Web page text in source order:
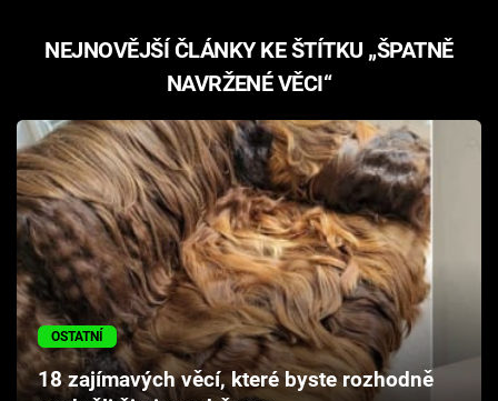
Filmy
Seriály
Hry
Cool Esport
Pořady
NEJNOVĚJŠÍ ČLÁNKY KE ŠTÍTKU „ŠPATNĚ
NAVRŽENÉ VĚCI“
OSTATNÍ
18 zajímavých věcí, které byste rozhodně